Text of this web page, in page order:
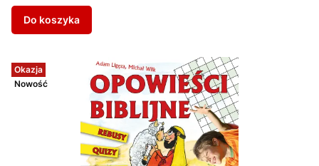
Do koszyka
Okazja
Nowość